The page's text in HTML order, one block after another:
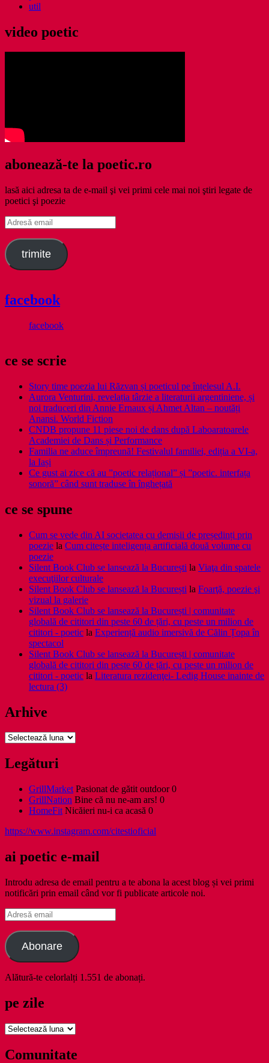
util
video poetic
abonează-te la poetic.ro
lasă aici adresa ta de e-mail şi vei primi cele mai noi ştiri legate de
poetici şi poezie
Adresă
email
trimite
facebook
facebook
ce se scrie
Story time poezia lui Răzvan și poeticul pe înțelesul A.I.
Aurora Venturini, revelația târzie a literaturii argentiniene, și
noi traduceri din Annie Ernaux și Ahmet Altan – noutăți
Anansi. World Fiction
CNDB propune 11 piese noi de dans după Laboaratoarele
Academiei de Dans și Performance
Familia ne aduce împreună! Festivalul familiei, ediția a VI-a,
la Iași
Ce gust ai zice că au ”poetic relațional” și ”poetic. interfața
sonoră” când sunt traduse în înghețată
ce se spune
Cum se vede din AI societatea cu demisii de președinți prin
poezie la Cum citește inteligența artificială două volume cu
poezie
Silent Book Club se lansează la București la Viaţa din spatele
execuţiilor culturale
Silent Book Club se lansează la București la Foarţă, poezie şi
vizual la galerie
Silent Book Club se lansează la București | comunitate
globală de cititori din peste 60 de țări, cu peste un milion de
cititori - poetic la Experiență audio imersivă de Călin Țopa în
spectacol
Silent Book Club se lansează la București | comunitate
globală de cititori din peste 60 de țări, cu peste un milion de
cititori - poetic la Literatura rezidenţei- Ledig House inainte de
lectura (3)
Arhive
Arhive
Legături
GrillMarket Pasionat de gătit outdoor 0
GrillNation Bine că nu ne-am ars! 0
HomeFit Nicăieri nu-i ca acasă 0
https://www.instagram.com/citestioficial
ai poetic e-mail
Introdu adresa de email pentru a te abona la acest blog și vei primi
notificări prin email când vor fi publicate articole noi.
Adresă
email
Abonare
Alătură-te celorlalți 1.551 de abonați.
pe zile
pe
Comunitate